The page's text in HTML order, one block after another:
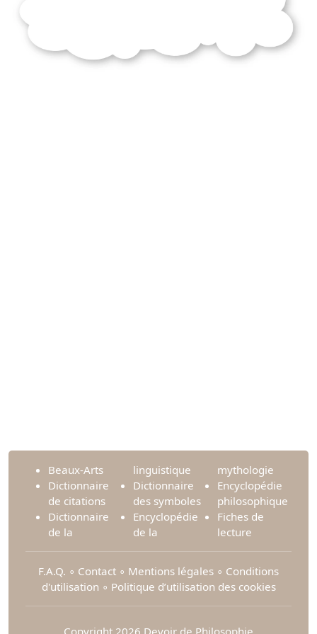
Beaux-Arts
Dictionnaire
de citations
Dictionnaire
de la
linguistique
Dictionnaire
des symboles
Encyclopédie
de la
mythologie
Encyclopédie
philosophique
Fiches de
lecture
F.A.Q. ∘ Contact ∘ Mentions légales ∘ Conditions
d'utilisation ∘ Politique d’utilisation des cookies